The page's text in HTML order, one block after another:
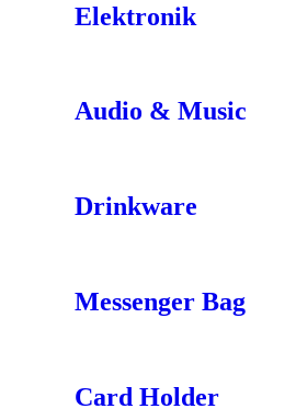
Elektronik
Audio & Music
Drinkware
Messenger Bag
Card Holder